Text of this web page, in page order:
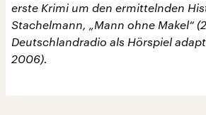
erste Krimi um den ermittelnden
Stachelmann, „Mann ohne Makel“
Deutschlandradio als Hörspiel
2006).